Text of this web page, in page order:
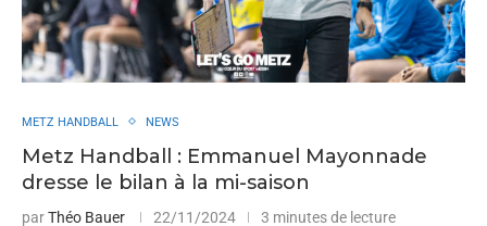
METZ HANDBALL NEWS
Metz Handball : Emmanuel Mayonnade
dresse le bilan à la mi-saison
parThéo Bauer 22/11/2024 3 minutes de lecture